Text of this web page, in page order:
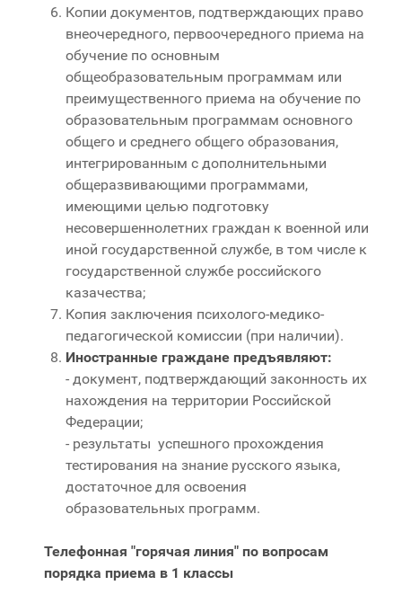
Копии документов, подтверждающих право
внеочередного, первоочередного приема на
обучение по основным
общеобразовательным программам или
преимущественного приема на обучение по
образовательным программам основного
общего и среднего общего образования,
интегрированным с дополнительными
общеразвивающими программами,
имеющими целью подготовку
несовершеннолетних граждан к военной или
иной государственной службе, в том числе к
государственной службе российского
казачества;
Копия заключения психолого-медико-
педагогической комиссии (при наличии).
Иностранные граждане предъявляют:
- документ, подтверждающий законность их
нахождения на территории Российской
Федерации;
- результаты успешного прохождения
тестирования на знание русского языка,
достаточное для освоения
образовательных программ.
Телефонная "горячая линия" по вопросам
порядка приема в 1 классы